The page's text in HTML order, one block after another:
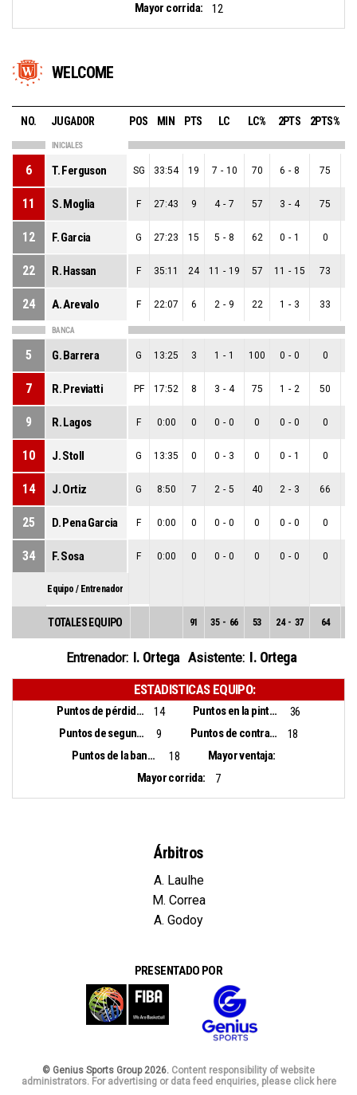
Mayor corrida:
12
WELCOME
NO. JUGADOR POS MIN PTS LC LC% 2PTS 2PTS%
INICIALES
6 T. Ferguson SG 33:54 19 7 - 10 70 6 - 8 75
11 S. Moglia F 27:43 9 4 - 7 57 3 - 4 75
12 F. Garcia G 27:23 15 5 - 8 62 0 - 1 0
22 R. Hassan F 35:11 24 11 - 19 57 11 - 15 73
24 A. Arevalo F 22:07 6 2 - 9 22 1 - 3 33
BANCA
5 G. Barrera G 13:25 3 1 - 1 100 0 - 0 0
7 R. Previatti PF 17:52 8 3 - 4 75 1 - 2 50
9 R. Lagos F 0:00 0 0 - 0 0 0 - 0 0
10 J. Stoll G 13:35 0 0 - 3 0 0 - 1 0
14 J. Ortiz G 8:50 7 2 - 5 40 2 - 3 66
25 D. Pena Garcia F 0:00 0 0 - 0 0 0 - 0 0
34 F. Sosa F 0:00 0 0 - 0 0 0 - 0 0
Equipo / Entrenador
TOTALES EQUIPO 91 35 - 66 53 24 - 37 64
Entrenador: I. Ortega Asistente: I. Ortega
ESTADISTICAS EQUIPO:
Puntos de pérdidas: 14 Puntos en la pintura:
36
Puntos de segunda oportunidad:
9 Puntos de contra ataque:
18
Puntos de la banca:
18
Mayor ventaja:
Mayor corrida:
7
Árbitros
A. Laulhe
M. Correa
A. Godoy
PRESENTADO POR
© Genius Sports Group 2026. Content responsibility of website
administrators. For advertising or data feed enquiries, please click here